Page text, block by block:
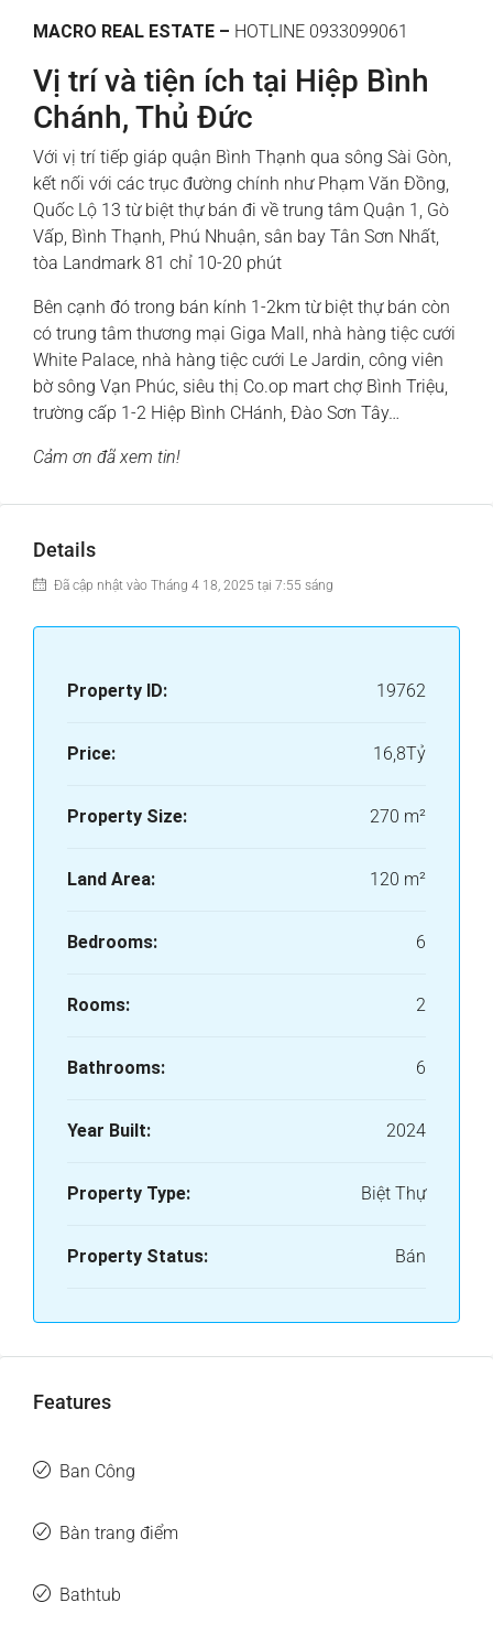
MACRO REAL ESTATE – HOTLINE 0933099061
Vị trí và tiện ích tại Hiệp Bình
Chánh, Thủ Đức
Với vị trí tiếp giáp quận Bình Thạnh qua sông Sài Gòn,
kết nối với các trục đường chính như Phạm Văn Đồng,
Quốc Lộ 13 từ biệt thự bán đi về trung tâm Quận 1, Gò
Vấp, Bình Thạnh, Phú Nhuận, sân bay Tân Sơn Nhất,
tòa Landmark 81 chỉ 10-20 phút
Bên cạnh đó trong bán kính 1-2km từ biệt thự bán còn
có trung tâm thương mại Giga Mall, nhà hàng tiệc cưới
White Palace, nhà hàng tiệc cưới Le Jardin, công viên
bờ sông Vạn Phúc, siêu thị Co.op mart chợ Bình Triệu,
trường cấp 1-2 Hiệp Bình CHánh, Đào Sơn Tây…
Cảm ơn đã xem tin!
Details
Đã cập nhật vào Tháng 4 18, 2025 tại 7:55 sáng
Property ID: 19762
Price: 16,8Tỷ
Property Size: 270 m²
Land Area: 120 m²
Bedrooms: 6
Rooms: 2
Bathrooms: 6
Year Built: 2024
Property Type: Biệt Thự
Property Status: Bán
Features
Ban Công
Bàn trang điểm
Bathtub